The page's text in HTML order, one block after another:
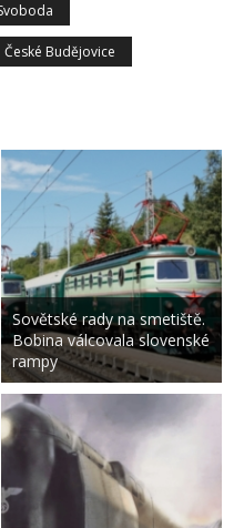
České Budějovice
Sovětské rady na smetiště.
Bobina válcovala slovenské
rampy